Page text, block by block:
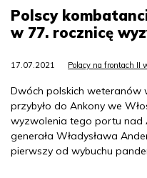
Polscy
w 77. rocznicę
17.07.2021 Polacy na frontach II
Dwóch polskich weteranów
przybyło do Ankony we
wyzwolenia tego portu nad
generała Władysława
pierwszy od wybuchu